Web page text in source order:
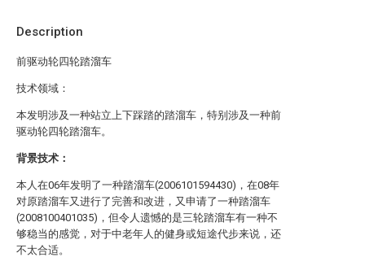
Description
前驱动轮四轮踏溜车
技术领域：
本发明涉及一种站立上下踩踏的踏溜车，特别涉及一种前
驱动轮四轮踏溜车。
背景技术：
本人在06年发明了一种踏溜车(2006101594430)，在08年
对原踏溜车又进行了完善和改进，又申请了一种踏溜车
(2008100401035)，但令人遗憾的是三轮踏溜车有一种不
够稳当的感觉，对于中老年人的健身或短途代步来说，还
不太合适。